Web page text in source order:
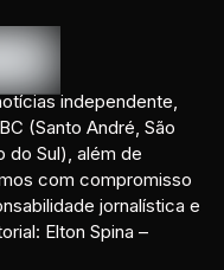
independente,
(Santo André, São
do Sul), além de
com compromisso
jornalística e
Elton Spina –